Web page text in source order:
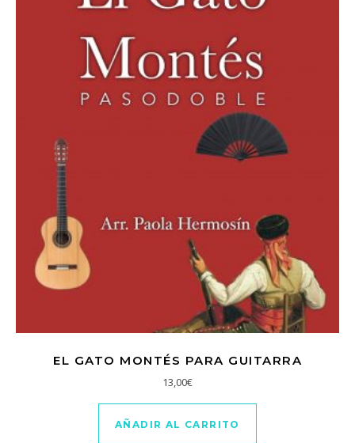
EL GATO MONTÉS PARA GUITARRA
13,00€
AÑADIR AL CARRITO